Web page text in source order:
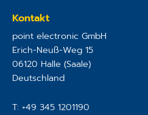
Kontakt
point electronic GmbH
Erich-Neuß-Weg 15
06120 Halle (Saale)
Deutschland
T: +49 345 1201190